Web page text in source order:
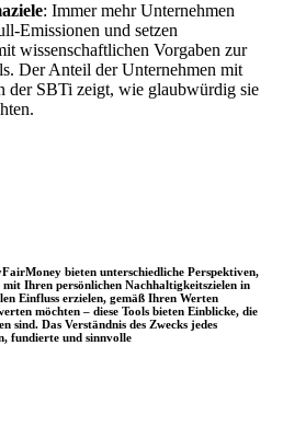
: Immer mehr Unternehmen
Emissionen und setzen
wissenschaftlichen Vorgaben zur
Der Anteil der Unternehmen mit
der SBTi zeigt, wie glaubwürdig sie
bieten unterschiedliche Perspektiven,
Ihren persönlichen Nachhaltigkeitszielen in
Einfluss erzielen, gemäß Ihren Werten
möchten – diese Tools bieten Einblicke, die
sind. Das Verständnis des Zwecks jedes
fundierte und sinnvolle